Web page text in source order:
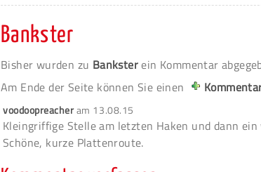
Bankster
Bisher wurden zu Banksterein Kommentar
Am Ende der Seite können Sie einen
voodoopreacheram 13.08.15
Kleingriffige Stelle am letzten Haken und dann
Schöne, kurze Plattenroute.